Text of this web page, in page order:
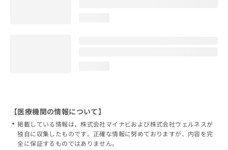
【医療機関の情報について】
掲載している情報は、株式会社マイナビおよび株式会社ウェルネスが
独自に収集したものです。正確な情報に努めておりますが、内容を完
全に保証するものではありません。